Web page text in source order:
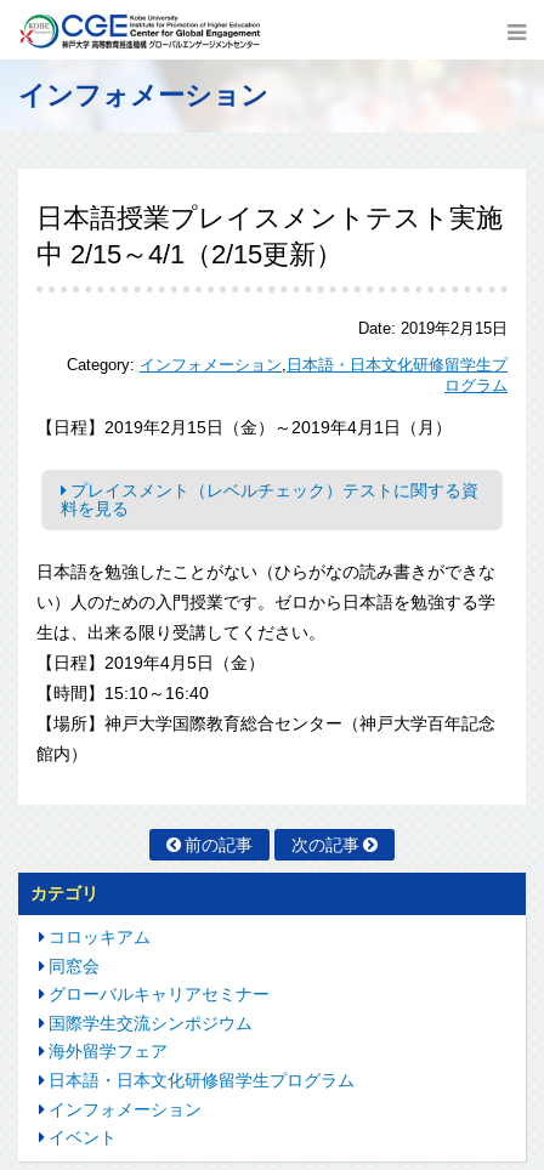
インフォメーション
日本語授業プレイスメントテスト実施
中 2/15～4/1（2/15更新）
Date: 2019年2月15日
Category: インフォメーション, 日本語・日本文化研修留学生プ
ログラム
【日程】2019年2月15日（金）～2019年4月1日（月）
プレイスメント（レベルチェック）テストに関する資
料を見る
日本語を勉強したことがない（ひらがなの読み書きができな
い）人のための入門授業です。ゼロから日本語を勉強する学
生は、出来る限り受講してください。
【日程】2019年4月5日（金）
【時間】15:10～16:40
【場所】神戸大学国際教育総合センター（神戸大学百年記念
館内）
前の記事 次の記事
カテゴリ
コロッキアム
同窓会
グローバルキャリアセミナー
国際学生交流シンポジウム
海外留学フェア
日本語・日本文化研修留学生プログラム
インフォメーション
イベント